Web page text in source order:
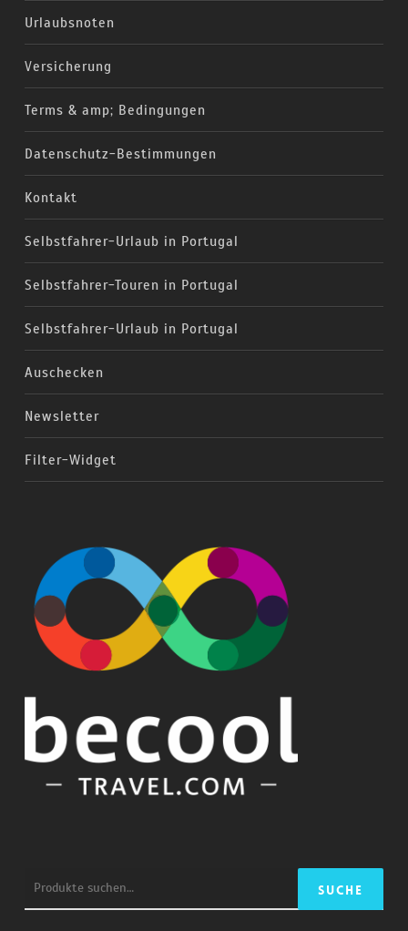
Urlaubsnoten
Versicherung
Terms & amp; Bedingungen
Datenschutz-Bestimmungen
Kontakt
Selbstfahrer-Urlaub in Portugal
Selbstfahrer-Touren in Portugal
Selbstfahrer-Urlaub in Portugal
Auschecken
Newsletter
Filter-Widget
Suche
nach:
Suche